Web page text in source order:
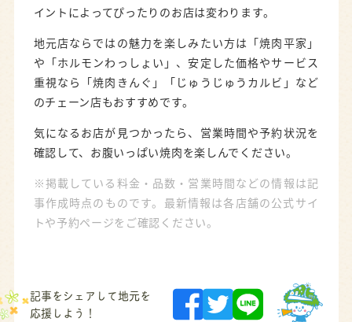
イントによってぴったりのお店は変わります。
地元店ならではの魅力を楽しみたい方は「焼肉平家」
や「ホルモンわっしょい」、安定した価格やサービス
重視なら「焼肉きんぐ」「じゅうじゅうカルビ」など
のチェーン店もおすすめです。
気になるお店が見つかったら、営業時間や予約状況を
確認して、お腹いっぱい焼肉を楽しんでください。
※掲載している料金・品数・営業時間などの情報は記
事作成時点のものです。最新情報は各店舗の公式サイ
トや予約ページをご確認ください。
記事をシェアして地元を
応援しよう！